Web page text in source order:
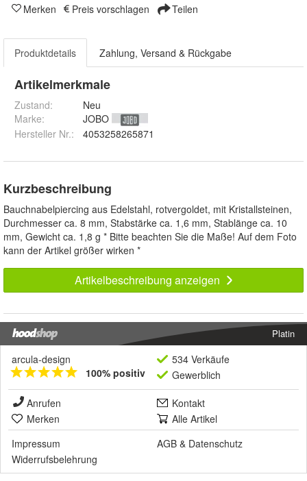
Merken Preis vorschlagen Teilen
Produktdetails Zahlung, Versand & Rückgabe
Artikelmerkmale
Zustand:
Neu
Marke:
JOBO
Hersteller Nr.:
4053258265871
Kurzbeschreibung
Bauchnabelpiercing aus Edelstahl, rotvergoldet, mit Kristallsteinen,
Durchmesser ca. 8 mm, Stabstärke ca. 1,6 mm, Stablänge ca. 10
mm, Gewicht ca. 1,8 g * Bitte beachten Sie die Maße! Auf dem Foto
kann der Artikel größer wirken *
Artikelbeschreibung anzeigen
Platin
arcula-design
100% positiv
534 Verkäufe
Gewerblich
Anrufen
Kontakt
Merken
Alle Artikel
Impressum
AGB & Datenschutz
Widerrufsbelehrung